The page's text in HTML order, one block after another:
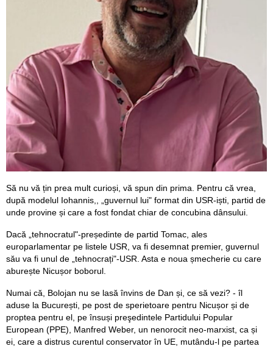
Să nu vă țin prea mult curioși, vă spun din prima. Pentru că vrea,
după modelul Iohannis,, „guvernul lui" format din USR-iști, partid de
unde provine și care a fost fondat chiar de concubina dânsului.
Dacă „tehnocratul"-președinte de partid Tomac, ales
europarlamentar pe listele USR, va fi desemnat premier, guvernul
său va fi unul de „tehnocrați"-USR. Asta e noua șmecherie cu care
aburește Nicușor boborul.
Numai că, Bolojan nu se lasă învins de Dan și, ce să vezi? - îl
aduse la București, pe post de sperietoare pentru Nicușor și de
proptea pentru el, pe însuși preşedintele Partidului Popular
European (PPE), Manfred Weber, un nenorocit neo-marxist, ca și
ei, care a distrus curentul conservator în UE, mutându-l pe partea